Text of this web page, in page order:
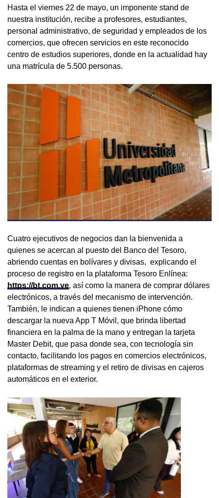
Hasta el viernes 22 de mayo, un imponente stand de
nuestra institución, recibe a profesores, estudiantes,
personal administrativo, de seguridad y empleados de los
comercios, que ofrecen servicios en este reconocido
centro de estudios superiores, donde en la actualidad hay
una matrícula de 5.500 personas.
Cuatro ejecutivos de negocios dan la bienvenida a
quienes se acercan al puesto del Banco del Tesoro,
abriendo cuentas en bolívares y divisas, explicando el
proceso de registro en la plataforma Tesoro Enlínea:
https://bt.com.ve, así como la manera de comprar dólares
electrónicos, a través del mecanismo de intervención.
También, le indican a quienes tienen iPhone cómo
descargar la nueva App T Móvil, que brinda libertad
financiera en la palma de la mano y entregan la tarjeta
Master Debit, que pasa donde sea, con tecnología sin
contacto, facilitando los pagos en comercios electrónicos,
plataformas de streaming y el retiro de divisas en cajeros
automáticos en el exterior.